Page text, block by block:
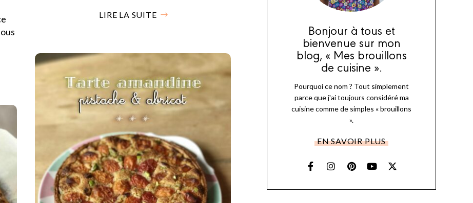
LIRE LA SUITE
Bonjour à tous et
bienvenue sur mon
blog, « Mes brouillons
de cuisine ».
Pourquoi ce nom ? Tout simplement
parce que j'ai toujours considéré ma
cuisine comme de simples « brouillons
».
EN SAVOIR PLUS